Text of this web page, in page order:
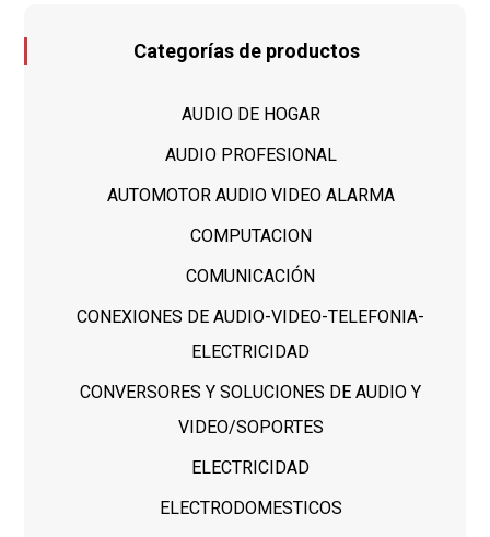
Categorías de productos
AUDIO DE HOGAR
AUDIO PROFESIONAL
AUTOMOTOR AUDIO VIDEO ALARMA
COMPUTACION
COMUNICACIÓN
CONEXIONES DE AUDIO-VIDEO-TELEFONIA-
ELECTRICIDAD
CONVERSORES Y SOLUCIONES DE AUDIO Y
VIDEO/SOPORTES
ELECTRICIDAD
ELECTRODOMESTICOS